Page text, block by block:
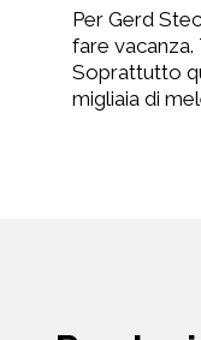
Per Gerd
fare
Soprattutto
migliaia di